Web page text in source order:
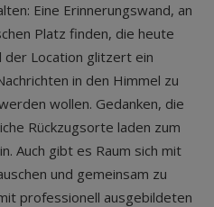
Eine Erinnerungswand, an
Platz finden, die heute
der Location glitzert ein
in den Himmel zu
wollen. Gedanken, die
Rückzugsorte laden zum
Auch gibt es Raum sich mit
und gemeinsam zu
professionell ausgebildeten